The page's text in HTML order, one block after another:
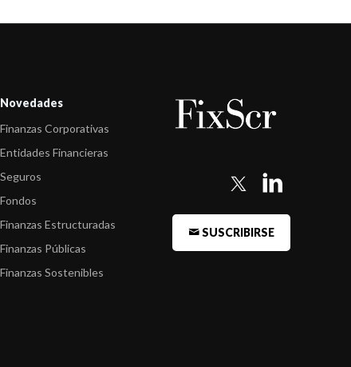
Novedades
Finanzas Corporativas
Entidades Financieras
Seguros
Fondos
Finanzas Estructuradas
Finanzas Públicas
Finanzas Sostenibles
SUSCRIBIRSE